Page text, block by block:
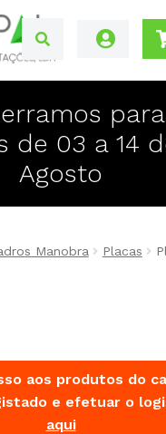
para
de 03 a 14
Agosto
Manobra Placas
aos produtos do
e efetuar o
aqui